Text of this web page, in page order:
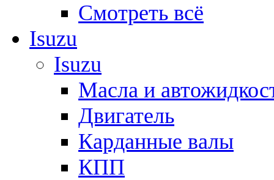
Смотреть всё
Isuzu
Isuzu
Масла и
Двигатель
Карданные валы
КПП